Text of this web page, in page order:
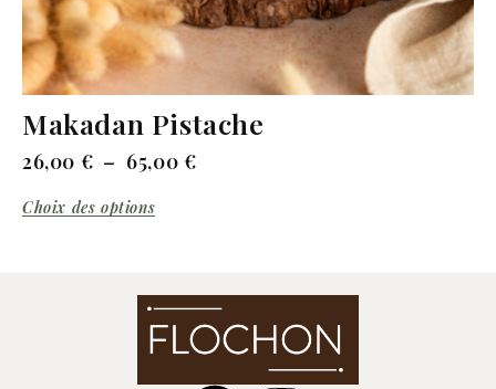
Makadan Pistache
26,00 € – 65,00 €
Choix des options